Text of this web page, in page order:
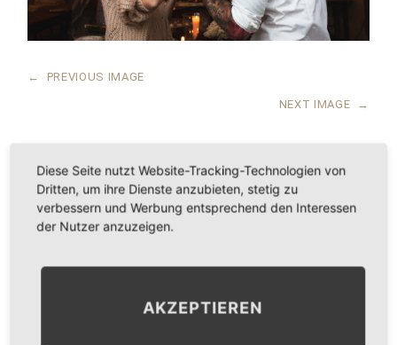
← PREVIOUS IMAGE
NEXT IMAGE →
LEAVE A COMMENT
Diese Seite nutzt Website-Tracking-Technologien von
Dritten, um ihre Dienste anzubieten, stetig zu
verbessern und Werbung entsprechend den Interessen
der Nutzer anzuzeigen.
AKZEPTIEREN